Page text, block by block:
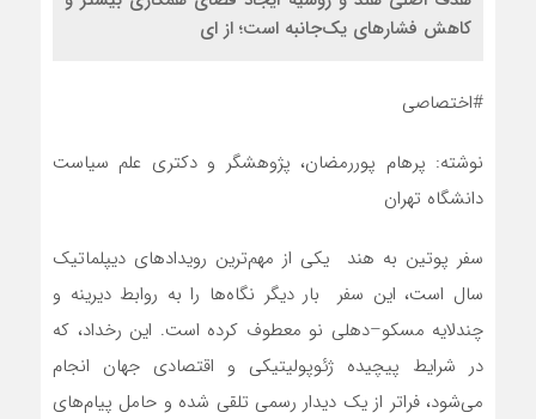
کاهش فشارهای یک‌جانبه است؛ از ای
#اختصاصی
نوشته: پرهام پوررمضان، پژوهشگر و دکتری علم سیاست
دانشگاه تهران
سفر پوتین به هند یکی از مهم‌ترین رویدادهای دیپلماتیک
سال است، این سفر بار دیگر نگاه‌ها را به روابط دیرینه و
چندلایه مسکو–دهلی نو معطوف کرده است. این رخداد، که
در شرایط پیچیده ژئوپولیتیکی و اقتصادی جهان انجام
می‌شود، فراتر از یک دیدار رسمی تلقی شده و حامل پیام‌های